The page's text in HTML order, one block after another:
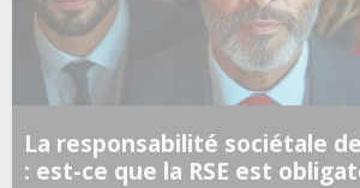
La responsabilité sociétale
: est-ce que la RSE est